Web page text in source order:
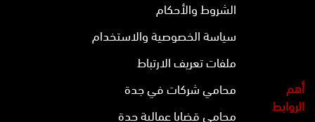
أهم
الروابط
الشروط والأحكام
سياسة الخصوصية والاستخدام
ملفات تعريف الارتباط
محامي شركات في جدة
محامي قضايا عمالية جدة